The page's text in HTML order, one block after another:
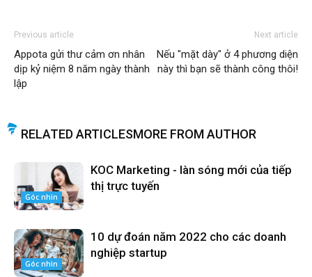
Previous article
Appota gửi thư cảm ơn nhân
dịp kỷ niệm 8 năm ngày thành
lập
Next article
Nếu "mặt dày" ở 4 phương diện
này thì bạn sẽ thành công thôi!
RELATED ARTICLESMORE FROM AUTHOR
Góc nhìn
KOC Marketing - làn sóng mới của tiếp
thị trực tuyến
Góc nhìn
10 dự đoán năm 2022 cho các doanh
nghiệp startup